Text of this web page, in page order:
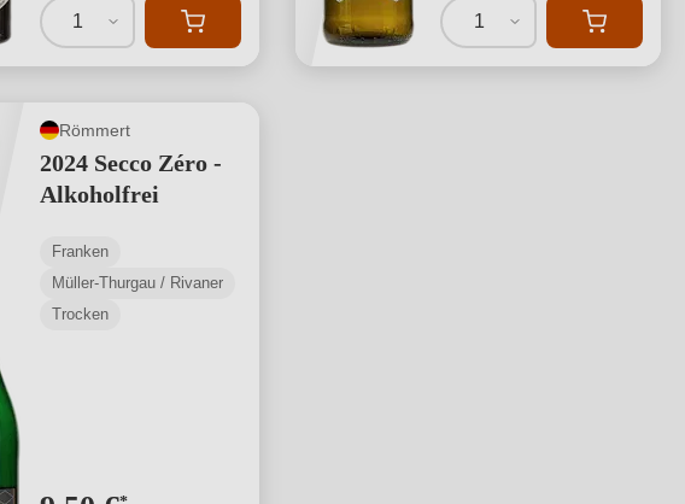
1 1
Römmert
2024 Secco Zéro -
Alkoholfrei
Franken
Müller-Thurgau / Rivaner
Trocken